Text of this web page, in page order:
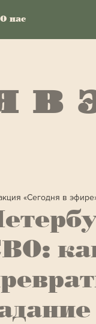
О нас
в
«Сегодня в